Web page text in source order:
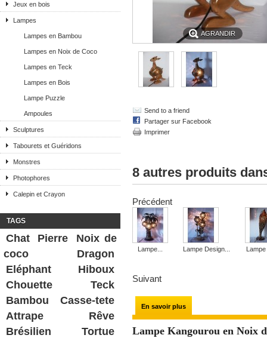
Jeux en bois
Lampes
Lampes en Bambou
Lampes en Noix de Coco
Lampes en Teck
Lampes en Bois
Lampe Puzzle
Ampoules
Sculptures
Tabourets et Guéridons
Monstres
Photophores
Calepin et Crayon
TAGS
Chat Pierre
Noix de
coco
Dragon
Eléphant
Hiboux
Chouette
Teck
Bambou
Casse-tete
Attrape Rêve
Brésilien
Tortue
AGRANDIR
Send to a friend
Partager sur Facebook
Imprimer
8 autres produits
Précédent
Lampe... Lampe Design...
Suivant
En savoir plus
Lampe Kangourou en Noix